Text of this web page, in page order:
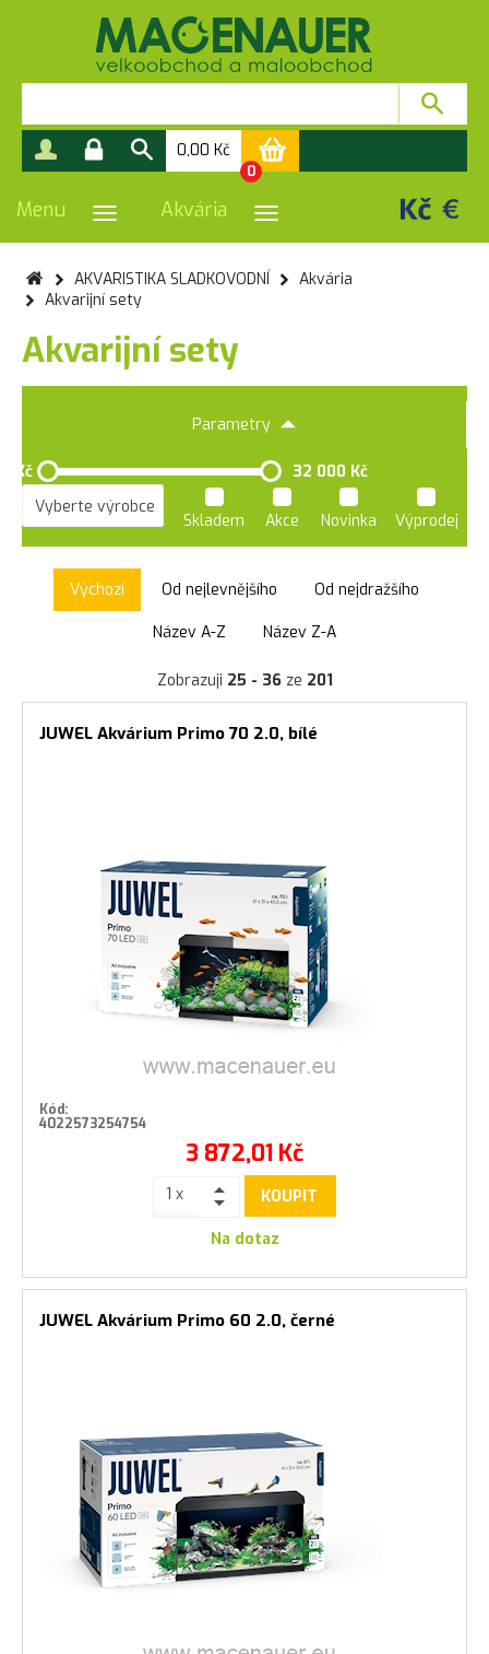
0,00 Kč
0
PŘEPNOUT NAVIGACI
Menu PŘEPNOUT NAVIGACI
Akvária
AKVARISTIKA SLADKOVODNÍ
Akvária
Akvarijní sety
Akvarijní sety
Parametry
0 Kč 32 000 Kč
Skladem Akce Novinka Výprodej
Výchozí Od nejlevnějšího Od nejdražšího
Název A-Z Název Z-A
Zobrazuji 25 - 36 ze 201
JUWEL Akvárium Primo 70 2.0, bílé
Kód:
4022573254754
3 872,01 Kč
KOUPIT
Na dotaz
JUWEL Akvárium Primo 60 2.0, černé